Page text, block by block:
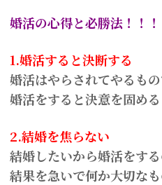
婚活の心得と必勝法！！！
1.婚活すると決断する
婚活はやらされてやるもの
婚活をすると決意を固め
2.結婚を焦らない
結婚したいから婚活をす
結果を急いで何か大切な